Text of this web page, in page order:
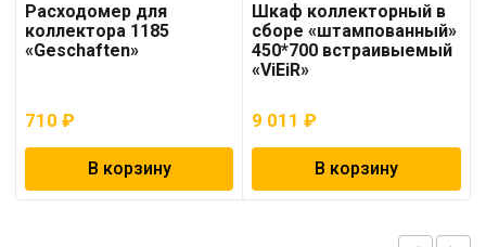
Расходомер для
коллектора 1185
«Geschaften»
710 ₽
В корзину
Шкаф коллекторный в
сборе «штампованный»
450*700 встраивыемый
«ViEiR»
9 011₽
В корзину